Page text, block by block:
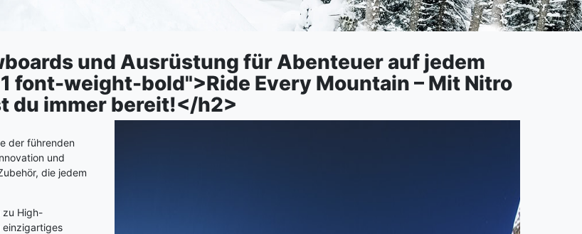
und Ausrüstung für Abenteuer auf jedem
font-weight-bold">Ride Every Mountain – Mit Nitro
du immer bereit!</h2>
der führenden
und
die jedem
zu High-
einzigartiges